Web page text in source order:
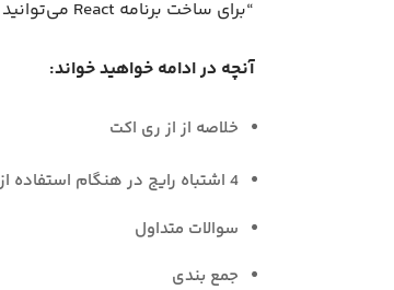
“برای ساخت برنامه React می‌توانید از
آنچه در ادامه خواهید خواند:
خلاصه از از ری اکت
4 اشتباه رایج در هنگام استفاده از
سوالات متداول
جمع بندی